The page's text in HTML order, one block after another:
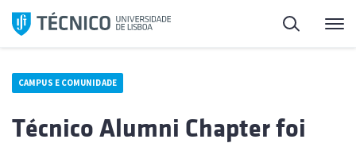
Saltar
para
Pesquisa
CAMPUS E COMUNIDADE
Técnico Alumni Chapter foi